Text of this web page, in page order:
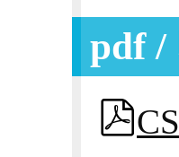
pdf /